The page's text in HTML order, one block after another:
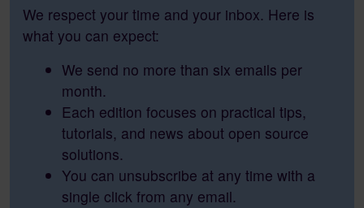
We respect your time and your inbox. Here is
what you can expect:
We send no more than six emails per
month.
Each edition focuses on practical tips,
tutorials, and news about open source
solutions.
You can unsubscribe at any time with a
single click from any email.